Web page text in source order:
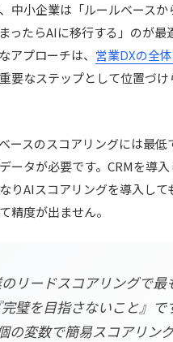
中小企業は「ルールベースか
ったらAIに移行する」のが最
アプローチは、 営業DXの全
要なステップとして位置づけ
ースのスコアリングには最低
ータが必要です。CRMを導
りAIスコアリングを導入して
精度が出ません。
のリードスコアリングで最
璧を目指さないこと』で
の変数で簡易スコアリン